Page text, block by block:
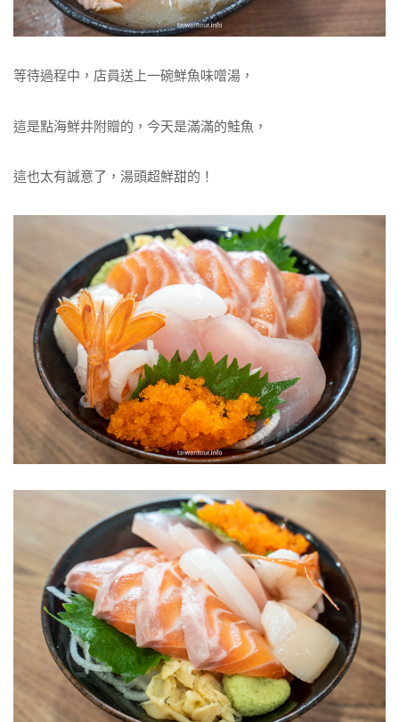
等待過程中，店員送上一碗鮮魚味噌湯，
這是點海鮮井附贈的，今天是滿滿的鮭魚，
這也太有誠意了，湯頭超鮮甜的！